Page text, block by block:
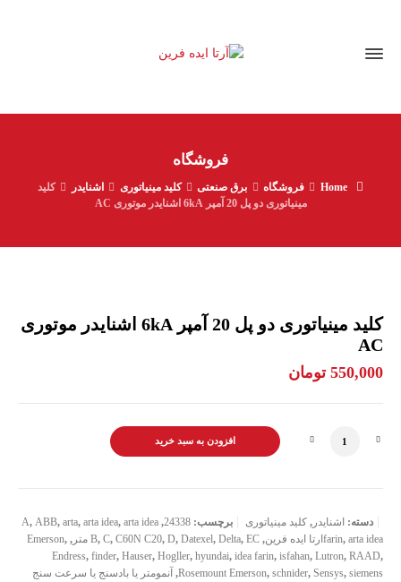
فروشگاه
Home فروشگاه برق صنعتی کلید مینیاتوری اشنایدر
کلید
مينياتوری دو پل 20 آمپر 6kA اشنایدر موتوری AC
کلید مينياتوری دو پل 20 آمپر 6kA اشنایدر موتوری
AC
550,000 تومان
کلید مينياتوری دو پل 20 آمپر 6kA اشنایدر موتوری AC عدد افزودن به سبد خرید
دسته: اشنایدر , کلید مینیاتوری برچسب: 24338
,
A, ABB, arta, arta idea, arta idea
farin, arta ideaارتا ایده فرین ,
B, C, C60N C20, D, Datexel, Delta, EC متر ,
Emerson,
Endress, finder, Hauser, Hogller, hyundai, idea farin, isfahan, Lutron, RAAD,
Rosemount Emerson, schnider, Sensys, siemens
, آنمومتر یا بادسنج یا سرعت سنج